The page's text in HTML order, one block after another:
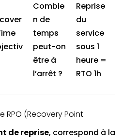
Combie
n de
temps
peut-on
être à
l’arrêt ?
Reprise
du
service
sous 1
heure =
RTO 1h
RPO (Recovery Point
de reprise, correspond à la